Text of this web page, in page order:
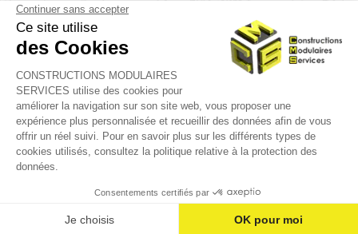
mail
CONTACT
Informations complémentaires
Politique de confidentialité